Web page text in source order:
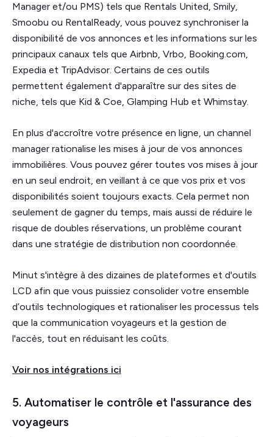
Manager et/ou PMS) tels que Rentals United, Smily,
Smoobu ou RentalReady, vous pouvez synchroniser la
disponibilité de vos annonces et les informations sur les
principaux canaux tels que Airbnb, Vrbo, Booking.com,
Expedia et TripAdvisor. Certains de ces outils
permettent également d'apparaître sur des sites de
niche, tels que Kid & Coe, Glamping Hub et Whimstay.
En plus d'accroître votre présence en ligne, un channel
manager rationalise les mises à jour de vos annonces
immobilières. Vous pouvez gérer toutes vos mises à jour
en un seul endroit, en veillant à ce que vos prix et vos
disponibilités soient toujours exacts. Cela permet non
seulement de gagner du temps, mais aussi de réduire le
risque de doubles réservations, un problème courant
dans une stratégie de distribution non coordonnée.
Minut s'intègre à des dizaines de plateformes et d'outils
LCD afin que vous puissiez consolider votre ensemble
d’outils technologiques et rationaliser les processus tels
que la communication voyageurs et la gestion de
l'accès, tout en réduisant les coûts.
Voir nos intégrations ici
5. Automatiser le contrôle et l'assurance des
voyageurs